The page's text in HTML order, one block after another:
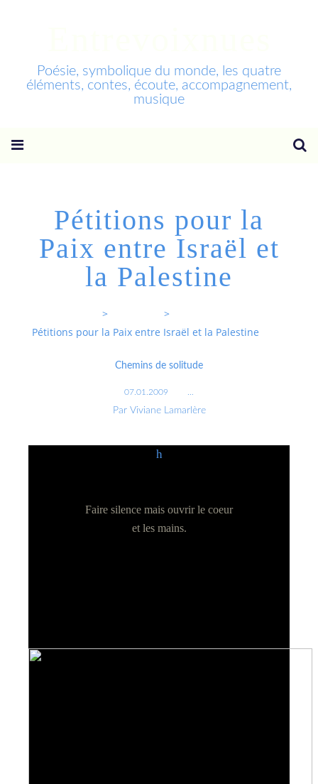
Poésie, symbolique du monde, les quatre
éléments, contes, écoute, accompagnement,
musique
Pétitions pour la
Paix entre Israël et
la Palestine
>
>
Pétitions pour la Paix entre Israël et la Palestine
Chemins de solitude
07.01.2009
Par Viviane Lamarlère
h
Faire silence mais ouvrir le coeur
et les mains.